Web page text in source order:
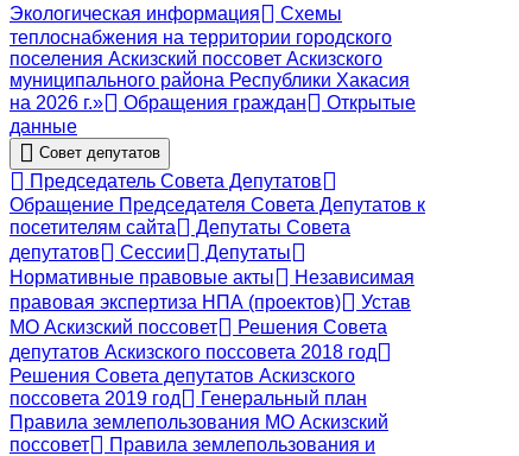
Экологическая информация
Схемы
теплоснабжения на территории городского
поселения Аскизский поссовет Аскизского
муниципального района Республики Хакасия
на 2026 г.»
Обращения граждан
Открытые
данные
Совет депутатов
Председатель Совета Депутатов
Обращение Председателя Совета Депутатов к
посетителям сайта
Депутаты Совета
депутатов
Сессии
Депутаты
Нормативные правовые акты
Независимая
правовая экспертиза НПА (проектов)
Устав
МО Аскизский поссовет
Решения Совета
депутатов Аскизского поссовета 2018 год
Решения Совета депутатов Аскизского
поссовета 2019 год
Генеральный план
Правила землепользования МО Аскизский
поссовет
Правила землепользования и